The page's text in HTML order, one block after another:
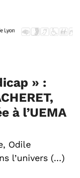
» :
à l’UEMA
Odile
l’univers (…)